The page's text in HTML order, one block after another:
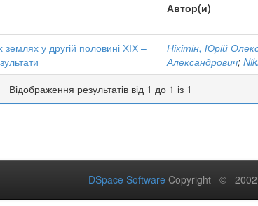
Автор(и)
землях у другій половині ХІХ –
Нікітін, Юрій
Александрович;
Відображення результатів від 1 до 1 із 1
DSpace Software Copyright ©